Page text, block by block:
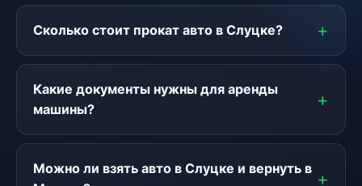
Сколько стоит прокат авто в Слуцке?
Какие документы нужны для аренды
машины?
Можно ли взять авто в Слуцке и вернуть в